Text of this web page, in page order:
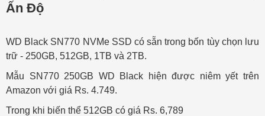
Ấn Độ
WD Black SN770 NVMe SSD có sẵn trong bốn tùy chọn lưu
trữ - 250GB, 512GB, 1TB và 2TB.
Mẫu SN770 250GB WD Black hiện được niêm yết trên
Amazon với giá Rs. 4.749.
Trong khi biến thể 512GB có giá Rs. 6,789